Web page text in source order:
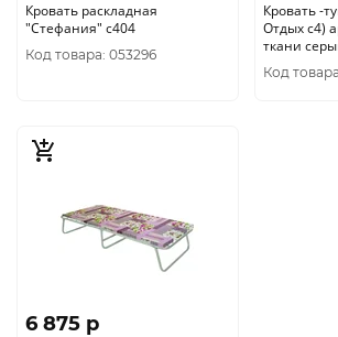
Кровать раскладная
"Стефания" с404
Код товара: 053296
Кровать -
Отдых с4)
ткани
Код
6 875 p